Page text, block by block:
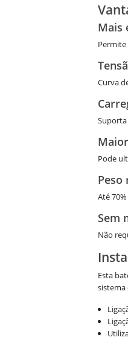
Mais
Curva
Suporta
Pode
Peso
Até
Sem
Não
Esta